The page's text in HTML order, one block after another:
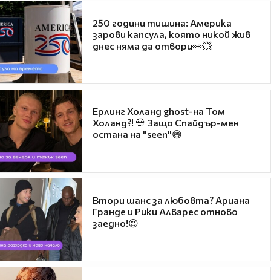
250 години тишина: Америка
зарови капсула, която никой жив
днес няма да отвори👀💥
Ерлинг Холанд ghost-на Том
Холанд?! 💀 Защо Спайдър-мен
остана на "seen"😅
Втори шанс за любовта? Ариана
Гранде и Рики Алварес отново
заедно!😍